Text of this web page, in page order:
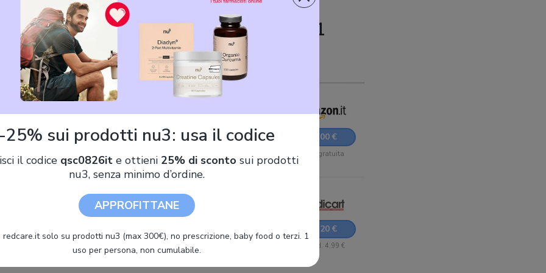
Zanichelli Lo Zingarelli minore 2021
Lo Zingarelli minore. Vocabolario della lingua italiana.
plus. Con Contenuto digitale (fornito elettronicamente).
Contenuto digitale per download
34,00 €
Sped. gratuita
Dizionario Minore Italiano Zingarelli 16^ Edizione Plus -
34,20 €
+ Sped. 4,99 €
25% sui prodotti nu3: usa il codice
il codice qsc0826ite ottieni 25% di sconto sui prodotti
nu3, senza minimo d’ordine.
APPROFITTANE
redcare.it solo su prodotti nu3 (max 300€), no prescrizione, baby food o terzi. 1
uso per persona, non cumulabile.